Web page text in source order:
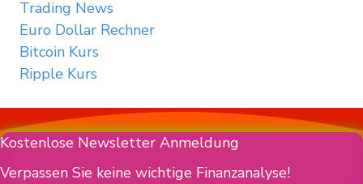
Trading News
Euro Dollar Rechner
Bitcoin Kurs
Ripple Kurs
Kostenlose Newsletter Anmeldung
Verpassen Sie keine wichtige Finanzanalyse!